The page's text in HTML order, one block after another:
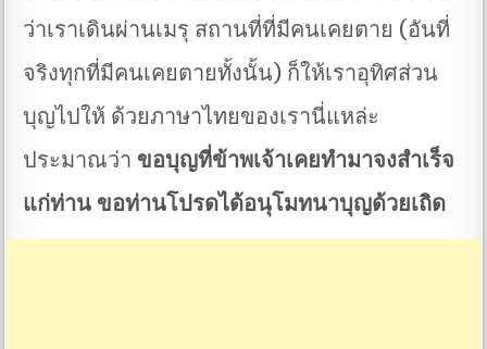
ว่าเราเดินผ่านเมรุ สถานที่ที่มีคนเคยตาย (อันที่
จริงทุกที่มีคนเคยตายทั้งนั้น) ก็ให้เราอุทิศส่วน
บุญไปให้ ด้วยภาษาไทยของเรานี่แหล่ะ
ประมาณว่า ขอบุญที่ข้าพเจ้าเคยทำมาจงสำเร็จ
แก่ท่าน ขอท่านโปรดได้อนุโมทนาบุญด้วยเถิด